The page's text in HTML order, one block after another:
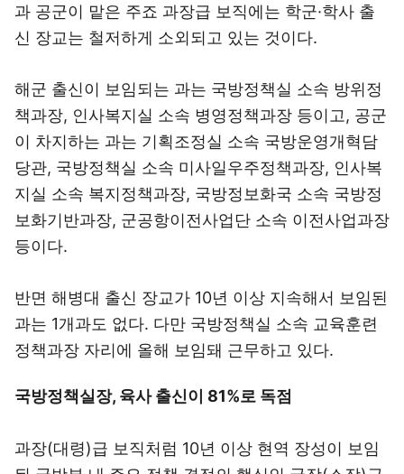
과 공군이 맡은 주죠 과장급 보직에는 학군·학사 출
신 장교는 철저하게 소외되고 있는 것이다.
해군 출신이 보임되는 과는 국방정책실 소속 방위정
책과장, 인사복지실 소속 병영정책과장 등이고, 공군
이 차지하는 과는 기획조정실 소속 국방운영개혁담
당관, 국방정책실 소속 미사일우주정책과장, 인사복
지실 소속 복지정책과장, 국방정보화국 소속 국방정
보화기반과장, 군공항이전사업단 소속 이전사업과장
등이다.
반면 해병대 출신 장교가 10년 이상 지속해서 보임된
과는 1개과도 없다. 다만 국방정책실 소속 교육훈련
정책과장 자리에 올해 보임돼 근무하고 있다.
국방정책실장, 육사 출신이 81%로 독점
과장(대령)급 보직처럼 10년 이상 현역 장성이 보임